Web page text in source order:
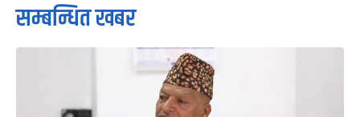
सम्बन्धित खबर